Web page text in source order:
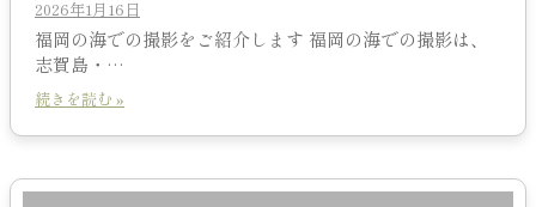
2026年1月16日
福岡の海での撮影をご紹介します 福岡の海での撮影は、
志賀島・…
続きを読む »